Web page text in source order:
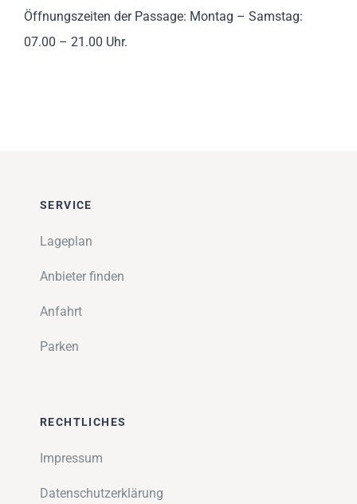
Öffnungszeiten der Passage: Montag – Samstag:
07.00 – 21.00 Uhr.
SERVICE
Lageplan
Anbieter finden
Anfahrt
Parken
RECHTLICHES
Impressum
Datenschutzerklärung